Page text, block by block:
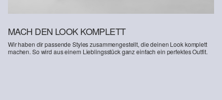
verantwortung/
MACH DEN LOOK KOMPLETT
Wir haben dir passende Styles zusammengestellt, die deinen Look komplett
machen. So wird aus einem Lieblingsstück ganz einfach ein perfektes Outfit.